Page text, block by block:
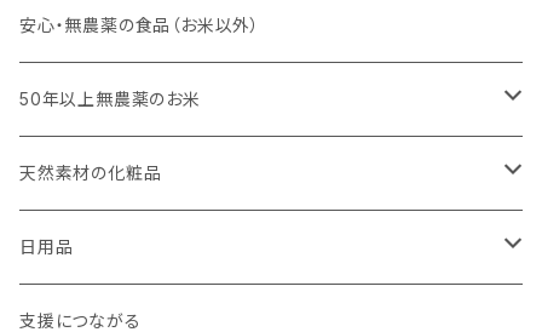
キッチンスポンジ・キッチンブラシ
びわこ・和太布（日本独自の方法で織られた木綿の布巾）
weck（ドイツ生まれのガラス容器）
パーツ
スタッシャー（シリコンの保存容器）
お弁当箱
安心・無農薬の食品（お米以外）
50年以上無農薬のお米
玄米（定期便）
白米（定期便）
分づき米（定期便）
天然素材の化粧品
日焼け止め
ヘアケア
日用品
国産シャンプーバー・コンディショナーバー
支援につながる